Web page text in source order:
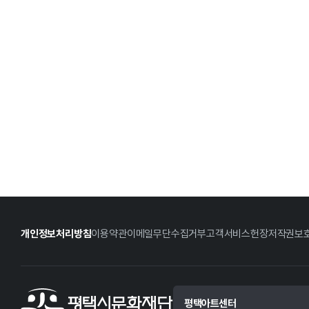
개인정보처리방침이용약관이메일무단수집거부고객서비스헌장저작권보
평택아트센터